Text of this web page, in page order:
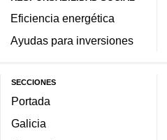
Eficiencia energética
Ayudas para inversiones
SECCIONES
Portada
Galicia